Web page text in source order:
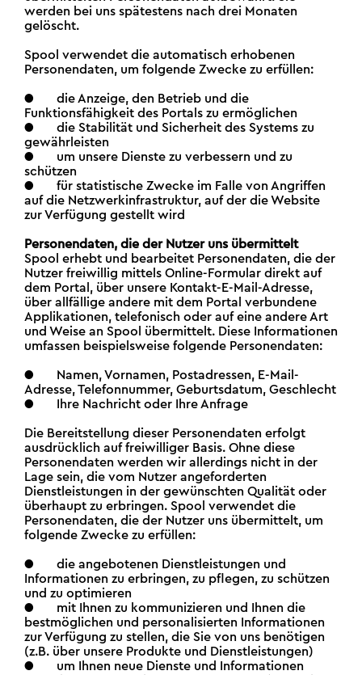
werden bei uns spätestens nach drei Monaten
gelöscht.
Spool verwendet die automatisch erhobenen
Personendaten, um folgende Zwecke zu erfüllen:
● die Anzeige, den Betrieb und die
Funktionsfähigkeit des Portals zu ermöglichen
● die Stabilität und Sicherheit des Systems zu
gewährleisten
● um unsere Dienste zu verbessern und zu
schützen
● für statistische Zwecke im Falle von Angriffen
auf die Netzwerkinfrastruktur, auf der die Website
zur Verfügung gestellt wird
Personendaten, die der Nutzer uns übermittelt
Spool erhebt und bearbeitet Personendaten, die der
Nutzer freiwillig mittels Online-Formular direkt auf
dem Portal, über unsere Kontakt-E-Mail-Adresse,
über allfällige andere mit dem Portal verbundene
Applikationen, telefonisch oder auf eine andere Art
und Weise an Spool übermittelt. Diese Informationen
umfassen beispielsweise folgende Personendaten:
● Namen, Vornamen, Postadressen, E-Mail-
Adresse, Telefonnummer, Geburtsdatum, Geschlecht
● Ihre Nachricht oder Ihre Anfrage
Die Bereitstellung dieser Personendaten erfolgt
ausdrücklich auf freiwilliger Basis. Ohne diese
Personendaten werden wir allerdings nicht in der
Lage sein, die vom Nutzer angeforderten
Dienstleistungen in der gewünschten Qualität oder
überhaupt zu erbringen. Spool verwendet die
Personendaten, die der Nutzer uns übermittelt, um
folgende Zwecke zu erfüllen:
● die angebotenen Dienstleistungen und
Informationen zu erbringen, zu pflegen, zu schützen
und zu optimieren
● mit Ihnen zu kommunizieren und Ihnen die
bestmöglichen und personalisierten Informationen
zur Verfügung zu stellen, die Sie von uns benötigen
(z.B. über unsere Produkte und Dienstleistungen)
● um Ihnen neue Dienste und Informationen